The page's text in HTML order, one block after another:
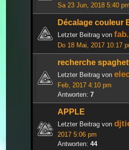
Sa 23 Jun, 2018 5:40 pm
Décalage couleur
Letzter Beitrag von
Do 18 Mai, 2017 10:17
recherche
Letzter Beitrag von
Feb, 2017 4:10 pm
Antworten: 7
APPLE
Letzter Beitrag von
2017 5:06 pm
Antworten: 44